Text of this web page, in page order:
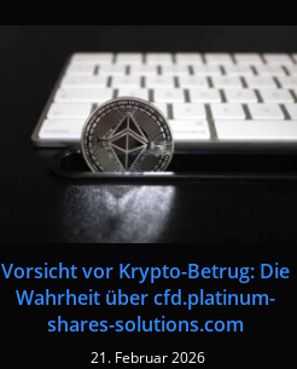
Vorsicht vor Krypto-Betrug: Die
Wahrheit über cfd.platinum-
shares-solutions.com
21. Februar 2026